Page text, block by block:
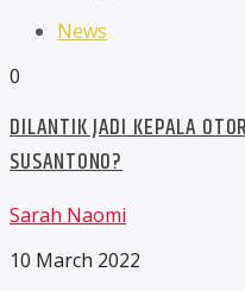
News
0
DILANTIK JADI KEPALA
SUSANTONO?
Sarah Naomi
10 March 2022